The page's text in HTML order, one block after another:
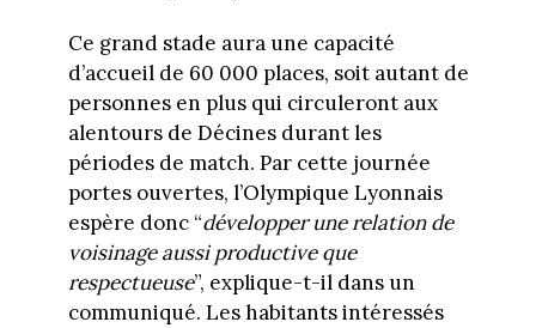
Ce grand stade aura une capacité
d’accueil de 60 000 places, soit autant de
personnes en plus qui circuleront aux
alentours de Décines durant les
périodes de match. Par cette journée
portes ouvertes, l’Olympique Lyonnais
espère donc “développer une relation de
voisinage aussi productive que
respectueuse”, explique-t-il dans un
communiqué. Les habitants intéressés